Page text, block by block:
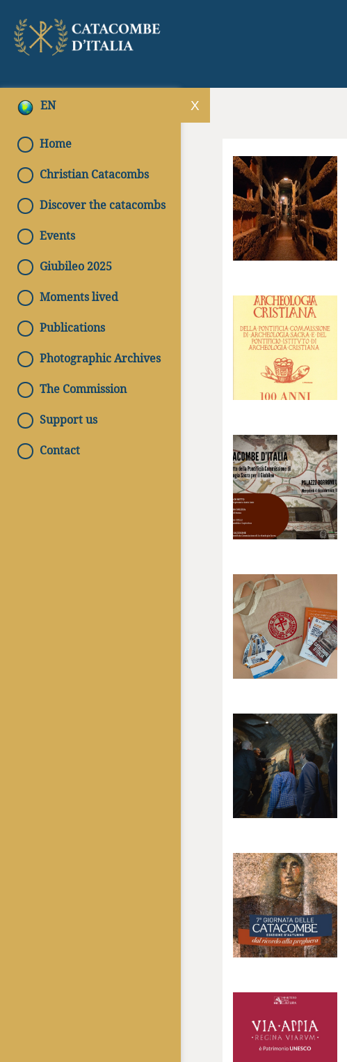
EN
Home
Christian Catacombs
Discover the catacombs
Events
Giubileo 2025
Moments lived
Publications
Photographic Archives
The Commission
Support us
Contact